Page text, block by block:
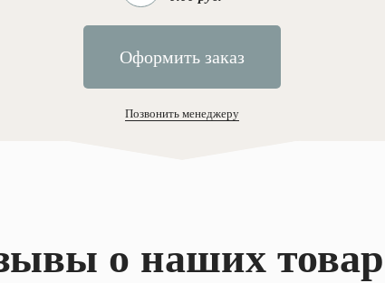
Оформить заказ
Позвонить менеджеру
о наших